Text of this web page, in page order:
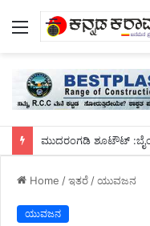
Menu
Home /ಇತರೆ/ಯುವಜನ
ಯುವಜನ